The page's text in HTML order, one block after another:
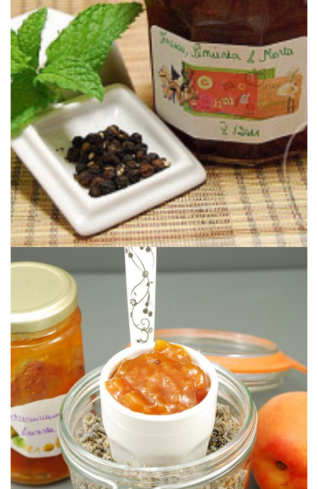
CONFITURE FRAISES, MENTHE &
POIVRE NOIR
Une confiture super rafraîchissante et pleine de pep’s.
CONFITURE ABRICOTS & FLEURS DE
LAVANDE
Subtile et délicieuse.